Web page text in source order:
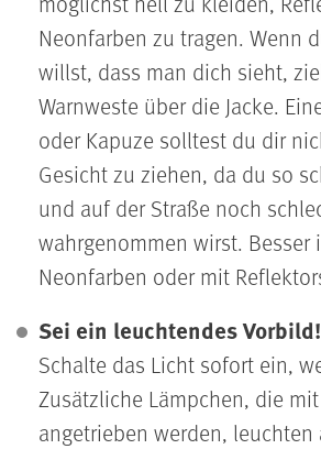
Neonfarben zu tragen. Wenn
willst, dass man dich sieht,
Warnweste über die Jacke.
oder Kapuze solltest du dir
Gesicht zu ziehen, da du so
und auf der Straße noch
wahrgenommen wirst. Besser
Neonfarben oder mit
Sei ein leuchtendes Vorbild!
Schalte das Licht sofort ein,
Zusätzliche Lämpchen, die
angetrieben werden,